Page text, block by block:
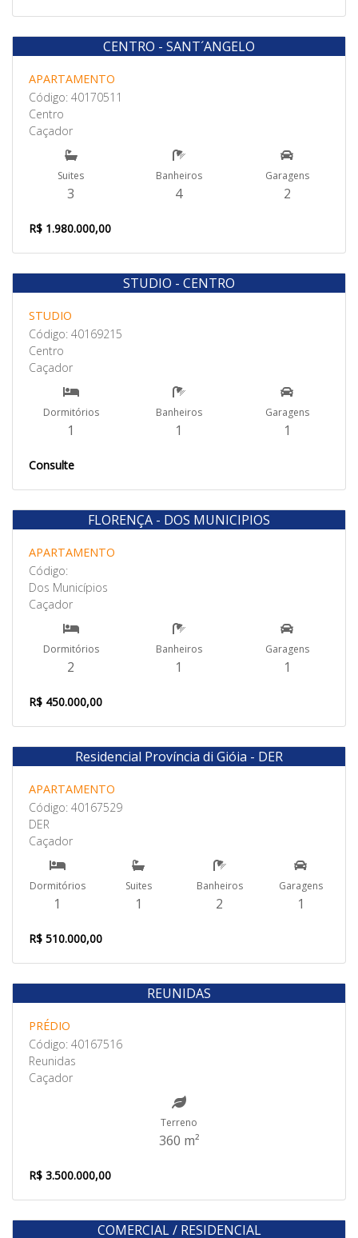
Venda
CENTRO - SANT´ANGELO
APARTAMENTO
Código: 40170511
Centro
Caçador
Suites
3
Banheiros
4
Garagens
2
R$ 1.980.000,00
Venda
STUDIO - CENTRO
STUDIO
Código: 40169215
Centro
Caçador
Dormitórios
1
Banheiros
1
Garagens
1
Consulte
Venda
FLORENÇA - DOS MUNICIPIOS
APARTAMENTO
Código:
Dos Municípios
Caçador
Dormitórios
2
Banheiros
1
Garagens
1
R$ 450.000,00
Venda
Residencial Província di Gióia - DER
APARTAMENTO
Código: 40167529
DER
Caçador
Dormitórios
1
Suites
1
Banheiros
2
Garagens
1
R$ 510.000,00
Venda
REUNIDAS
PRÉDIO
Código: 40167516
Reunidas
Caçador
Terreno
360 m²
R$ 3.500.000,00
COMERCIAL / RESIDENCIAL